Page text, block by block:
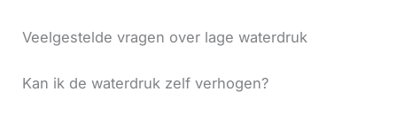
Veelgestelde vragen over lage waterdruk
Kan ik de waterdruk zelf verhogen?